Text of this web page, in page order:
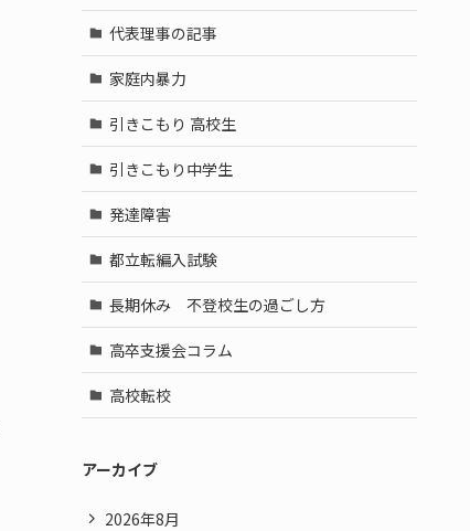
代表理事の記事
家庭内暴力
引きこもり 高校生
引きこもり中学生
発達障害
都立転編入試験
長期休み 不登校生の過ごし方
高卒支援会コラム
高校転校
アーカイブ
2026年8月